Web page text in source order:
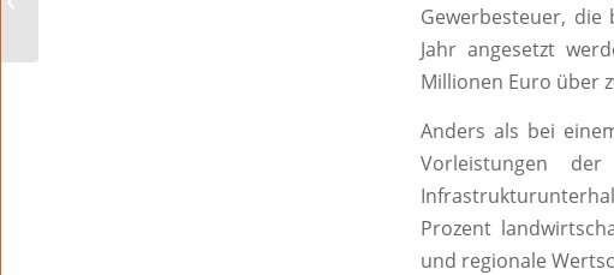
Gewerbesteuer,
Jahr angesetzt
Millionen Euro über
Anders als bei
Vorleistungen
Prozent
und regionale